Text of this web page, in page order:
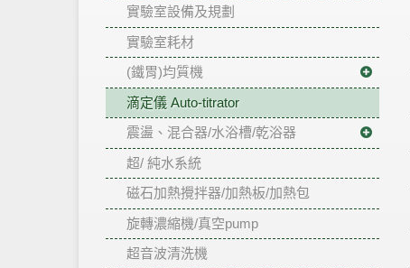
實驗室設備及規劃
實驗室耗材
(鐵胃)均質機
滴定儀 Auto-titrator
震盪、混合器/水浴槽/乾浴器
超/ 純水系統
磁石加熱攪拌器/加熱板/加熱包
旋轉濃縮機/真空pump
超音波清洗機